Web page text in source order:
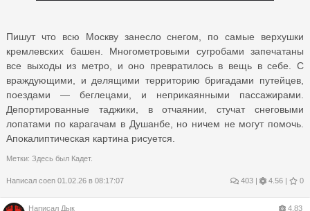
Пишут что всю Москву занесло снегом, по самые верхушки
кремлевских башен. Многометровыми сугробами запечатаны
все выходы из метро, и оно превратилось в вещь в себе. С
враждующими, и делящими территорию бригадами путейцев,
поездами — беглецами, и неприкаянными пассажирами.
Депортированные таджики, в отчаянии, стучат снеговыми
лопатами по карагачам в Душанбе, но ничем не могут помочь.
Апокалиптическая картина рисуется.
Метки: Здесь был Кадет.
Написал coen 01.02.26 в 08:17:07 403 4.56 | 0
Написал Дык
4.83